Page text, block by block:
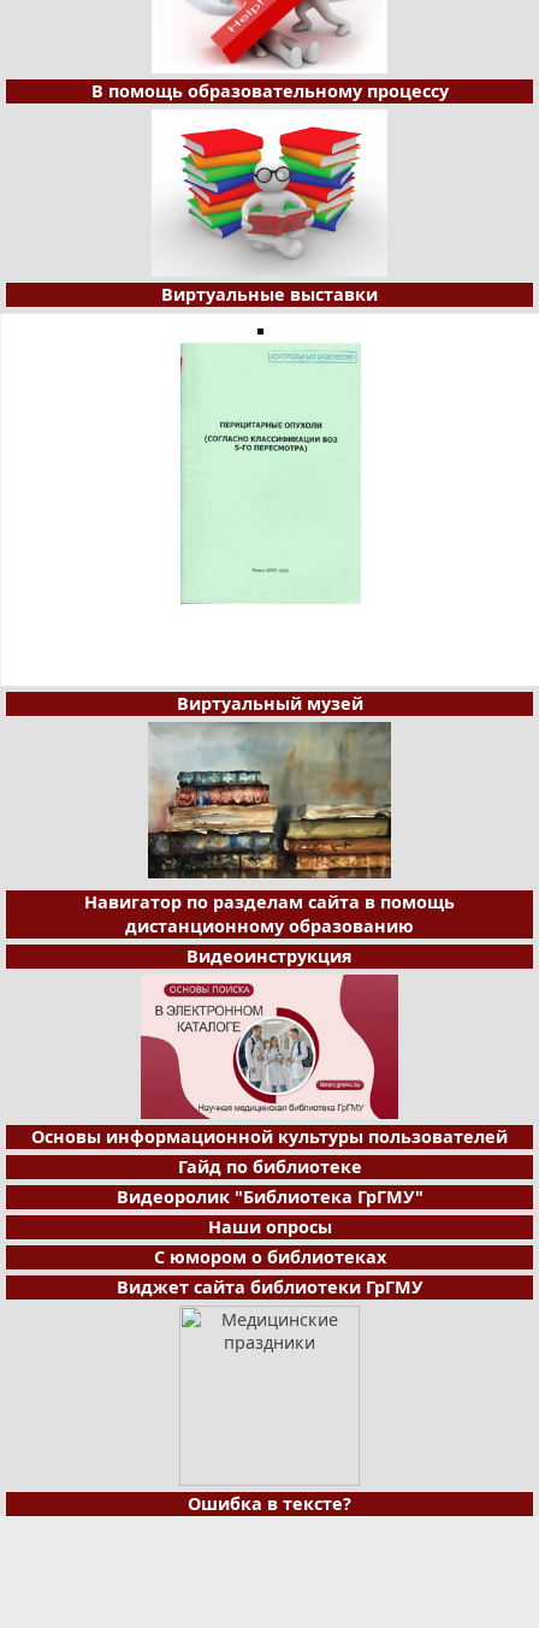
В помощь образовательному процессу
Виртуальные выставки
Виртуальный музей
Навигатор по разделам сайта в помощь
дистанционному образованию
Видеоинструкция
Основы информационной культуры пользователей
Гайд по библиотеке
Видеоролик "Библиотека ГрГМУ"
Наши опросы
С юмором о библиотеках
Виджет сайта библиотеки ГрГМУ
Ошибка в тексте?